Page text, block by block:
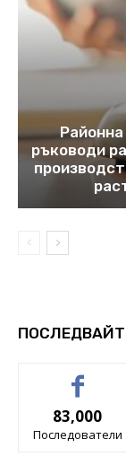
ръководи
83,000
Последователи